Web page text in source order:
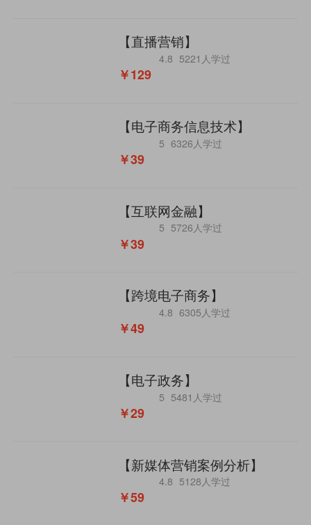
【直播营销】
4.8 5221人学过
￥129
【电子商务信息技术】
5 6326人学过
￥39
【互联网金融】
5 5726人学过
￥39
【跨境电子商务】
4.8 6305人学过
￥49
【电子政务】
5 5481人学过
￥29
【新媒体营销案例分析】
4.8 5128人学过
￥59